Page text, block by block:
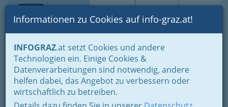
Suche Login Toggle
Informationen zu Cookies auf info-graz.at!
INFOGRAZ.at setzt Cookies und andere
Technologien ein. Einige Cookies &
Datenverarbeitungen sind notwendig, andere
helfen dabei, das Angebot zu verbessern oder
wirtschaftlich zu betreiben.
Home Branchen
Einkaufen & Schenken - der Handel
Der Handel nach WKO-Gliederung
Versandhandel & Warenhäuser
Warenhaus
Warenhaus